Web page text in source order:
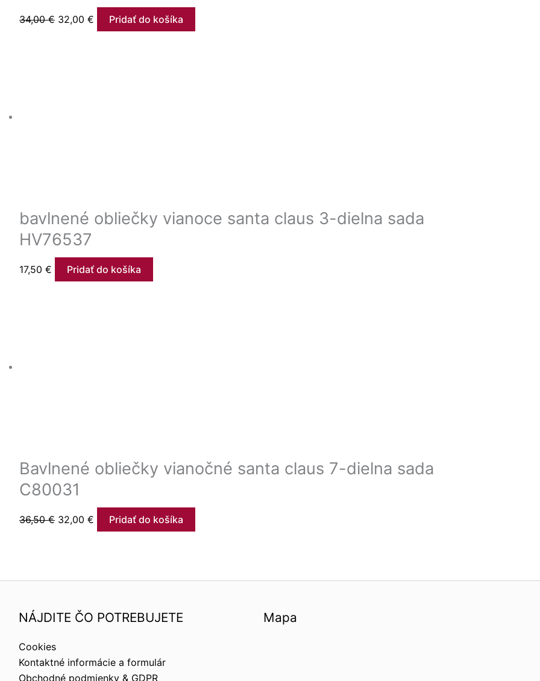
34,00€ 32,00 € Pridať do košíka
bavlnené obliečky vianoce santa claus 3-dielna sada
HV76537
17,50 € Pridať do košíka
Bavlnené obliečky vianočné santa claus 7-dielna sada
C80031
36,50€ 32,00 € Pridať do košíka
NÁJDITE ČO POTREBUJETE
Cookies
Kontaktné informácie a formulár
Obchodné podmienky & GDPR
Mapa